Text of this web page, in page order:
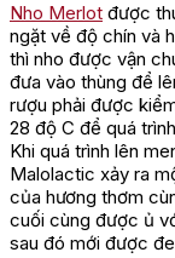
Nho Merlot được
ngặt về độ chín và
thì nho được vận
đưa vào thùng để
rượu phải được
28 độ C để quá
Khi quá trình lên
Malolactic xảy ra
của hương thơm
cuối cùng được ủ
sau đó mới được